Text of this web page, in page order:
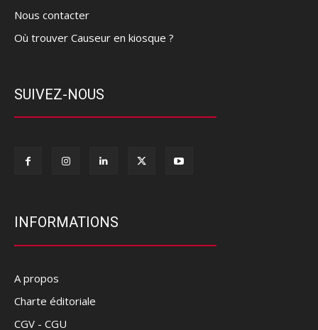
Nous contacter
Où trouver Causeur en kiosque ?
SUIVEZ-NOUS
INFORMATIONS
A propos
Charte éditoriale
CGV - CGU